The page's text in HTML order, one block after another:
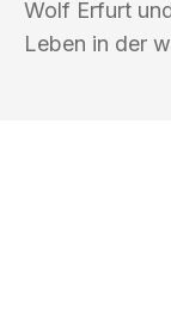
Wolf Erfurt
Leben in der